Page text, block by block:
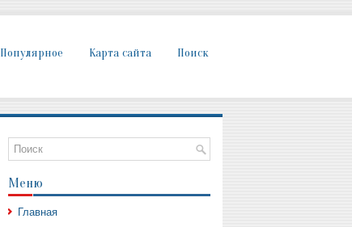
Популярное Карта сайта Поиск
Меню
Главная